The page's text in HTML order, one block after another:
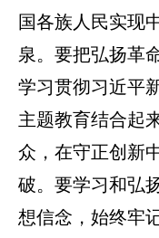
国各族人民实现
泉。要把弘扬革
学习贯彻习近平
主题教育结合起
众，在守正创新
破。要学习和弘
想信念，始终牢